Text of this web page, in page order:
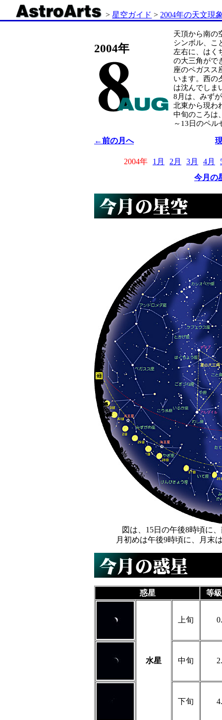
>星空ガイド > 2004年の天文現
2004年
天頂から南の
シンボル、こ
左右に、はく
の大三角がで
座のペガスス
います。西の
は沈んでしま
8月は、みず
北東から現わ
中旬のころは
～13日のペ
←前の月へ
2004年 1月 2月 3月 4月
今月の
図は、15日の午後8時頃に
月初めは午後9時頃に、月末
惑星 等級
水星
上旬
中旬
下旬